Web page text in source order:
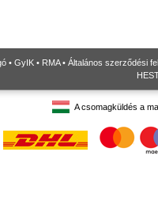
• GyIK • RMA• Általános szerződési
A csomagküldés a